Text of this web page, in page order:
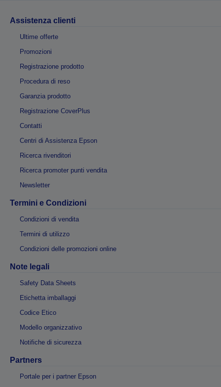
Assistenza clienti
Ultime offerte
Promozioni
Registrazione prodotto
Procedura di reso
Garanzia prodotto
Registrazione CoverPlus
Contatti
Centri di Assistenza Epson
Ricerca rivenditori
Ricerca promoter punti vendita
Newsletter
Termini e Condizioni
Condizioni di vendita
Termini di utilizzo
Condizioni delle promozioni online
Note legali
Safety Data Sheets
Etichetta imballaggi
Codice Etico
Modello organizzativo
Notifiche di sicurezza
Partners
Portale per i partner Epson